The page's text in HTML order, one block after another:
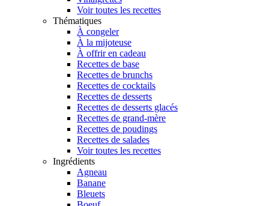
Voir toutes les recettes
Thématiques
À congeler
À la mijoteuse
À offrir en cadeau
Recettes de base
Recettes de brunchs
Recettes de cocktails
Recettes de desserts
Recettes de desserts glacés
Recettes de grand-mère
Recettes de poudings
Recettes de salades
Voir toutes les recettes
Ingrédients
Agneau
Banane
Bleuets